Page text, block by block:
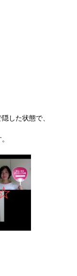
した状態で、